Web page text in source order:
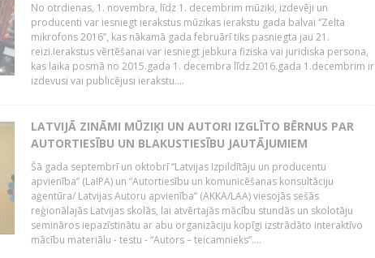
No otrdienas, 1. novembra, līdz 1. decembrim mūziķi, izdevēji un
producenti var iesniegt ierakstus mūzikas ierakstu gada balvai “Zelta
mikrofons 2016”, kas nākamā gada februārī tiks pasniegta jau 21.
reizi.Ierakstus vērtēšanai var iesniegt jebkura fiziska vai juridiska persona,
kas laika posmā no 2015.gada 1. decembra līdz 2016.gada 1.decembrim ir
izdevusi vai publicējusi ierakstu....
LATVIJĀ ZINĀMI MŪZIĶI UN AUTORI IZGLĪTO BĒRNUS PAR
AUTORTIESĪBU UN BLAKUSTIESĪBU JAUTĀJUMIEM
Šā gada septembrī un oktobrī “Latvijas Izpildītāju un producentu
apvienība” (LaIPA) un “Autortiesību un komunicēšanas konsultāciju
aģentūra/ Latvijas Autoru apvienība” (AKKA/LAA) viesojās sešās
reģionālajās Latvijas skolās, lai atvērtajās mācību stundās un skolotāju
semināros iepazīstinātu ar abu organizāciju kopīgi izstrādāto interaktīvo
mācību materiālu - testu - “Autors – teicamnieks”....